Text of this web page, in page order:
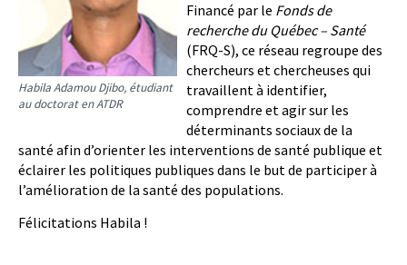
Habila Adamou Djibo, étudiant
au doctorat en ATDR
Financé par le Fonds de
recherche du Québec – Santé
(FRQ-S), ce réseau regroupe des
chercheurs et chercheuses qui
travaillent à identifier,
comprendre et agir sur les
déterminants sociaux de la
santé afin d’orienter les interventions de santé publique et
éclairer les politiques publiques dans le but de participer à
l’amélioration de la santé des populations.
Félicitations Habila !